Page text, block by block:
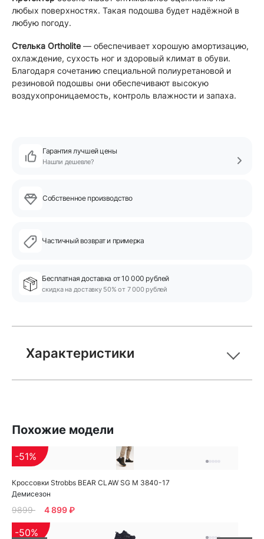
любых поверхностях. Такая подошва будет надёжной в
любую погоду.
Стелька Ortholite — обеспечивает хорошую амортизацию,
охлаждение, сухость ног и здоровый климат в обуви.
Благодаря сочетанию специальной полиуретановой и
резиновой подошвы они обеспечивают высокую
воздухопроницаемость, контроль влажности и запаха.
Гарантия лучшей цены
Нашли дешевле?
Собственное производство
Частичный возврат и примерка
Бесплатная доставка от 10 000 рублей
скидка на доставку 50% от 7 000 рублей
Характеристики
Похожие модели
Кроссовки Strobbs BEAR CLAW SG M 3840-17
Демисезон
-51%
9899 4 899 ₽
-50%